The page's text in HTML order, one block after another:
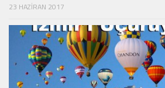
23 HAZIRAN 2017